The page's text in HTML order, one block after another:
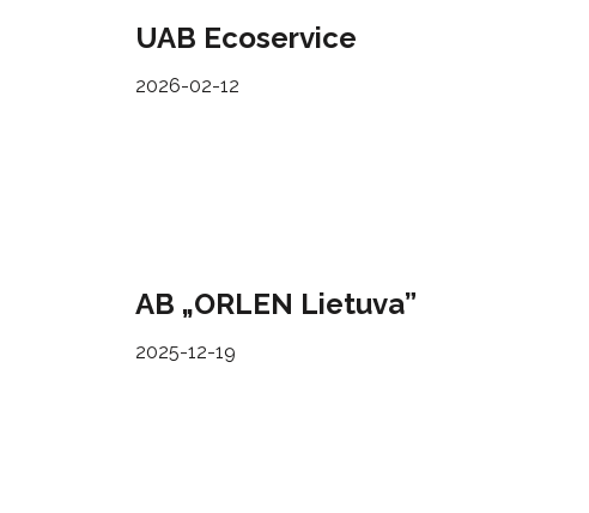
UAB Ecoservice
2026-02-12
AB „ORLEN Lietuva”
2025-12-19